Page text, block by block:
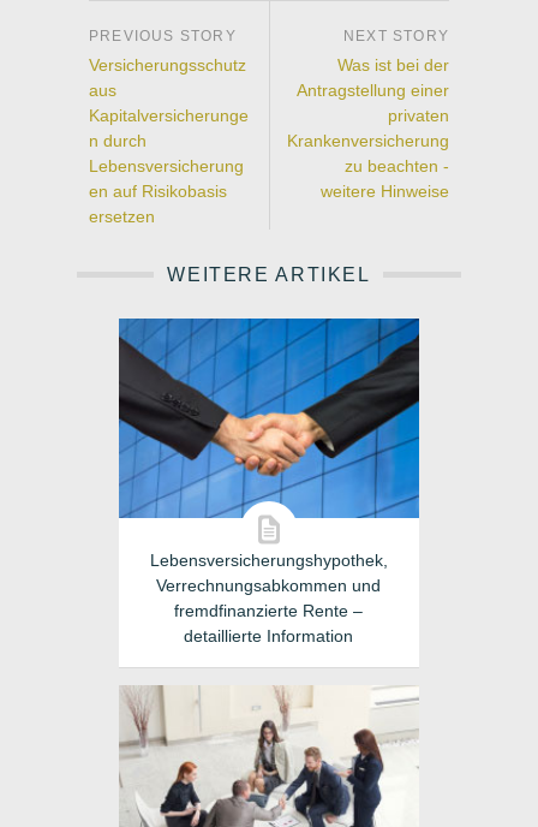
Versicherungsschutz
aus
Kapitalversicherunge
n durch
Lebensversicherung
en auf Risikobasis
ersetzen
Was ist bei der
Antragstellung einer
privaten
Krankenversicherung
zu beachten -
weitere Hinweise
WEITERE ARTIKEL
Lebensversicherungshypothek,
Verrechnungsabkommen und
fremdfinanzierte Rente –
detaillierte Information